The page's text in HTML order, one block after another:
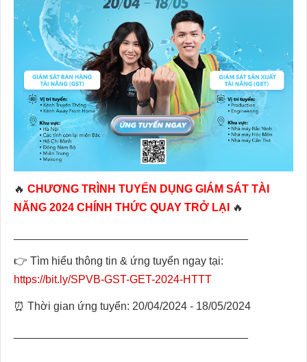
🔥 CHƯƠNG TRÌNH TUYỂN DỤNG GIÁM SÁT TÀI
NĂNG 2024 CHÍNH THỨC QUAY TRỞ LẠI
🔥
👉 Tìm hiểu thông tin & ứng tuyển ngay tại:
https://bit.ly/SPVB-GST-GET-2024-HTTT
⏰ Thời gian ứng tuyển: 20/04/2024 - 18/05/2024